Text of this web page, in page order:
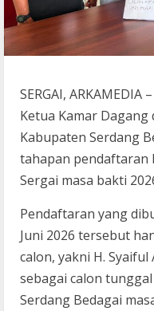
SERGAI,
Ketua Kamar
Kabupaten Serdang
tahapan pendaftaran
Sergai masa bakti
Pendaftaran yang
Juni 2026 tersebut
calon, yakni H.
sebagai calon
Serdang Bedagai